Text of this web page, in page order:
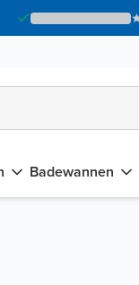
Badewannen